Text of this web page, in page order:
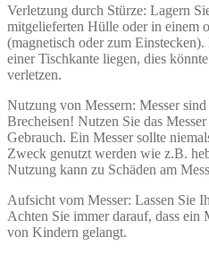
Verletzung durch Stürze: Lagern
mitgelieferten Hülle oder in einem
(magnetisch oder zum
einer Tischkante liegen, dies
verletzen.
Nutzung von Messern: Messer
Brecheisen! Nutzen Sie das
Gebrauch. Ein Messer sollte
Zweck genutzt werden wie z.B.
Nutzung kann zu Schäden am
Aufsicht vom Messer: Lassen Sie
Achten Sie immer darauf, dass ein
von Kindern gelangt.